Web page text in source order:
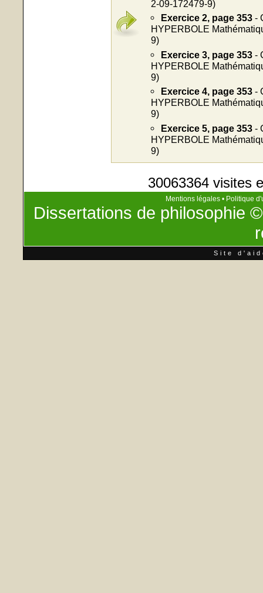
2-09-172479-9)
Exercice 2, page 353 -
HYPERBOLE
9)
Exercice 3, page 353 -
HYPERBOLE
9)
Exercice 4, page 353 -
HYPERBOLE
9)
Exercice 5, page 353 -
HYPERBOLE
9)
30063364 visites
Mentions légales • Politique
Dissertations de philosophie
Site